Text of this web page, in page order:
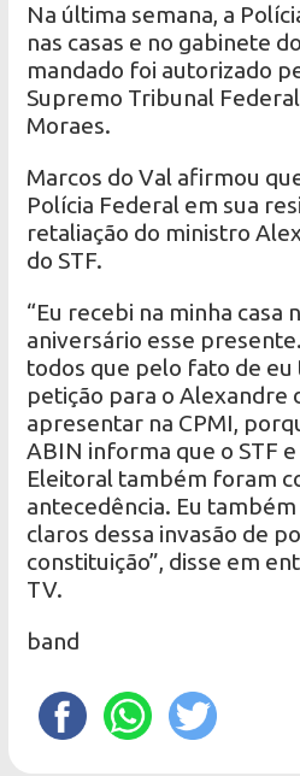
Na última semana, a
nas casas e no gabinete
mandado foi autorizado
Supremo Tribunal
Moraes.
Marcos do Val afirmou
Polícia Federal em sua
retaliação do ministro
do STF.
“Eu recebi na minha casa
aniversário esse
todos que pelo fato de eu
petição para o Alexandre
apresentar na CPMI,
ABIN informa que o STF
Eleitoral também foram
antecedência. Eu
claros dessa invasão de
constituição”, disse em
TV.
band